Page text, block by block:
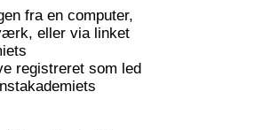
fra en computer,
eller via linket
registreret som led